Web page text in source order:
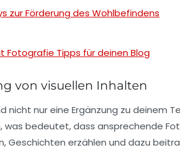
zur Förderung des Wohlbefindens
Fotografie Tipps für deinen Blog
von visuellen Inhalten
nicht nur eine Ergänzung zu deinem
was bedeutet, dass ansprechende
Geschichten erzählen und dazu